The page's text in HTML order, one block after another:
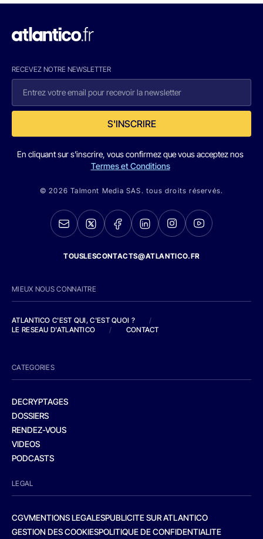
RECEVEZ NOTRE NEWSLETTER
S'INSCRIRE
En cliquant sur s'inscrire, vous confirmez que vous acceptez nos
Termes et Conditions
© 2026 Talmont Media SAS. tous droits réservés.
TOUSLESCONTACTS@ATLANTICO.FR
MIEUX NOUS CONNAITRE
ATLANTICO C'EST QUI, C'EST QUOI ?
/
LE RESEAU D'ATLANTICO
/ CONTACT
CATEGORIES
DECRYPTAGES
DOSSIERS
RENDEZ-VOUS
VIDEOS
PODCASTS
LEGAL
CGVMENTIONS LEGALESPUBLICITE SUR ATLANTICO
GESTION DES COOKIESPOLITIQUE DE CONFIDENTIALITE